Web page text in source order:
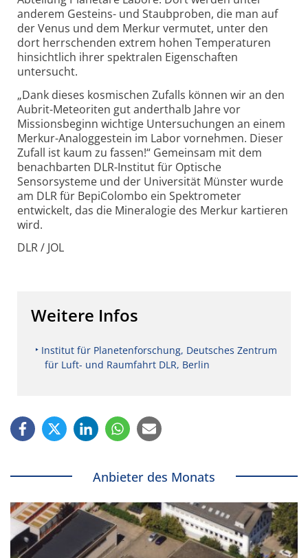
anderem Gesteins- und Staubproben, die man auf
der Venus und dem Merkur vermutet, unter den
dort herrschenden extrem hohen Temperaturen
hinsichtlich ihrer spektralen Eigenschaften
untersucht.
„Dank dieses kosmischen Zufalls können wir an den
Aubrit-Meteoriten gut anderthalb Jahre vor
Missionsbeginn wichtige Untersuchungen an einem
Merkur-Analog­gestein im Labor vornehmen. Dieser
Zufall ist kaum zu fassen!“ Gemeinsam mit dem
benachbarten DLR-Institut für Optische
Sensorsysteme und der Universität Münster wurde
am DLR für BepiColombo ein Spektrometer
entwickelt, das die Mineralogie des Merkur kartieren
wird.
DLR / JOL
Weitere Infos
Institut für Planetenforschung, Deutsches Zentrum
für Luft- und Raumfahrt DLR, Berlin
Anbieter des Monats